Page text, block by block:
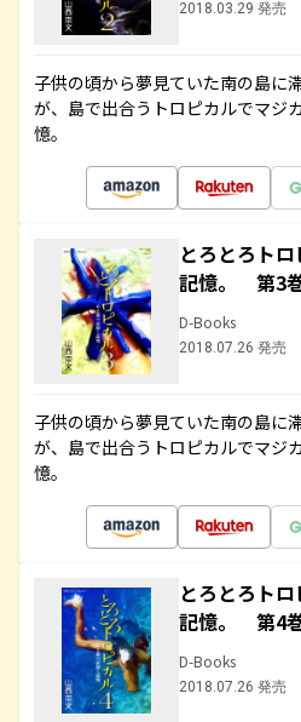
2018.03.29 発売
子供の頃から夢見ていた南の島に
が、島で出合うトロピカルでマジ
憶。
とろとろト
記憶。 第3
D-Books
2018.07.26 発売
子供の頃から夢見ていた南の島に
が、島で出合うトロピカルでマジ
憶。
とろとろト
記憶。 第4
D-Books
2018.07.26 発売